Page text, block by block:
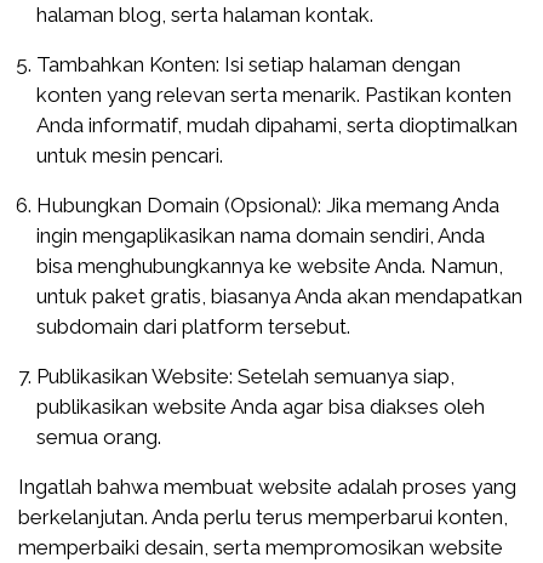
halaman blog, serta halaman kontak.
Tambahkan Konten: Isi setiap halaman dengan
konten yang relevan serta menarik. Pastikan konten
Anda informatif, mudah dipahami, serta dioptimalkan
untuk mesin pencari.
Hubungkan Domain (Opsional): Jika memang Anda
ingin mengaplikasikan nama domain sendiri, Anda
bisa menghubungkannya ke website Anda. Namun,
untuk paket gratis, biasanya Anda akan mendapatkan
subdomain dari platform tersebut.
Publikasikan Website: Setelah semuanya siap,
publikasikan website Anda agar bisa diakses oleh
semua orang.
Ingatlah bahwa membuat website adalah proses yang
berkelanjutan. Anda perlu terus memperbarui konten,
memperbaiki desain, serta mempromosikan website